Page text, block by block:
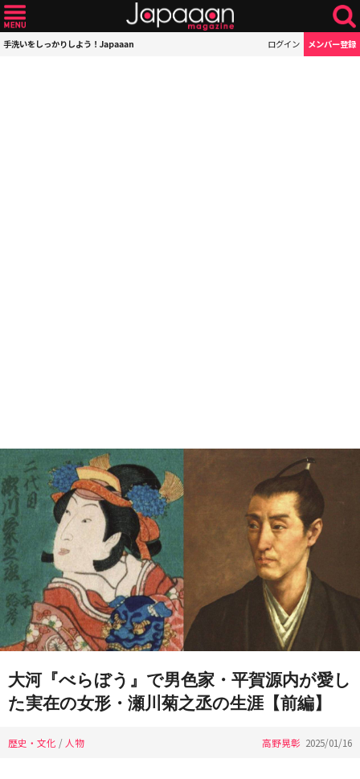
手洗いをしっかりしよう！Japaaan ログイン メンバー登録
大河『べらぼう』で男色家・平賀源内が愛し
た実在の女形・瀬川菊之丞の生涯【前編】
歴史・文化 / 人物 高野晃彰 2025/01/16